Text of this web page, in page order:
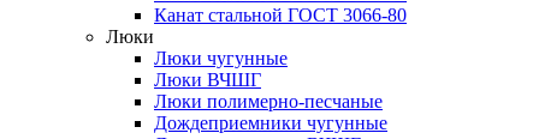
Канат стальной ГОСТ 3066-80
Люки
Люки чугунные
Люки ВЧШГ
Люки полимерно-песчаные
Дождеприемники чугунные